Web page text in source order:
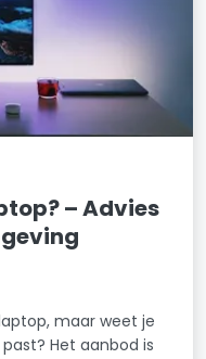
– Advies
maar weet je
Het aanbod is